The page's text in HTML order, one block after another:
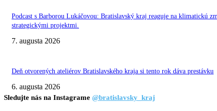
Podcast s Barborou Lukáčovou: Bratislavský kraj reaguje na klimatickú
strategickými projektmi.
7. augusta 2026
Deň otvorených ateliérov Bratislavského kraja si tento rok dáva prestávku
6. augusta 2026
Sledujte nás na Instagrame @bratislavsky_kraj